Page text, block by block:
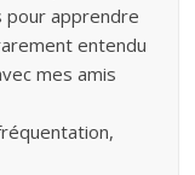
pour apprendre
entendu
mes amis